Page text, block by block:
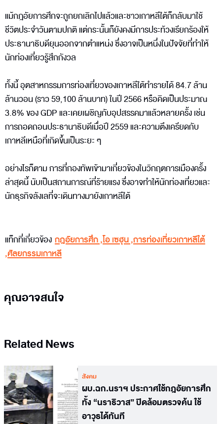
แม้กฎอัยการศึกจะถูกยกเลิกไปแล้วและชาวเกาหลีใต้ก็กลับมาใช้
ชีวิตประจำวันตามปกติ แต่กระนั้นก็ยังคงมีการประท้วงเรียกร้องให้
ประธานาธิบดียุนออกจากตำแหน่ง ซึ่งอาจเป็นหนึ่งในปัจจัยที่ทำให้
นักท่องเที่ยวรู้สึกกังวล
ทั้งนี้ อุตสาหกรรมการท่องเที่ยวของเกาหลีใต้ทำรายได้ 84.7 ล้าน
ล้านวอน (ราว 59,100 ล้านบาท) ในปี 2566 หรือคิดเป็นประมาณ
3.8% ของ GDP และเคยเผชิญกับอุปสรรคมาแล้วหลายครั้ง เช่น
การถอดถอนประธานาธิบดีเมื่อปี 2559 และความตึงเครียดกับ
เกาหลีเหนือที่เกิดขึ้นเป็นระยะ ๆ
อย่างไรก็ตาม การที่กองทัพเข้ามาเกี่ยวข้องในวิกฤตการเมืองครั้ง
ล่าสุดนี้ นับเป็นสถานการณ์ที่ร้ายแรง ซึ่งอาจทำให้นักท่องเที่ยวและ
นักธุรกิจลังเลที่จะเดินทางมายังเกาหลีใต้
แท็กที่เกี่ยวข้อง กฎอัยการศึก,โอ เซฮุน,การท่องเที่ยวเกาหลีใต้
,ศัลยกรรมเกาหลี
คุณอาจสนใจ
Related News
สังคม
ผบ.ฉก.นราฯ ประกาศใช้กฎอัยการศึก
ทั้ง “นราธิวาส” ปิดล้อมตรวจค้น ใช้
อาวุธได้ทันที